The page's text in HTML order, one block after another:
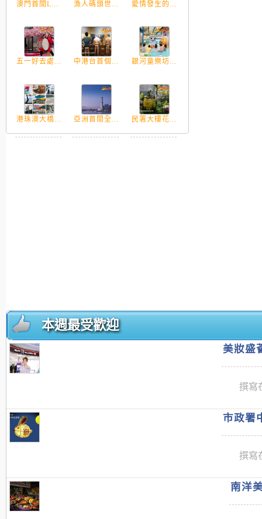
澳門首間L... 漁人碼頭世... 愛情發生的...
五一好去處... 中港台首個... 銀河童樂坊...
港珠澳大橋... 亞洲首間全... 民署大樓花...
本週最受歡迎
美妝盛
撰寫
市政署
撰寫
南洋